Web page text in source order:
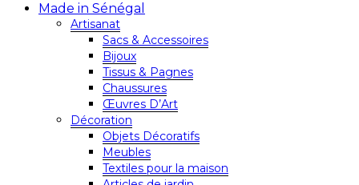
Made in Sénégal
Artisanat
Sacs & Accessoires
Bijoux
Tissus & Pagnes
Chaussures
Œuvres D’Art
Décoration
Objets Décoratifs
Meubles
Textiles pour la maison